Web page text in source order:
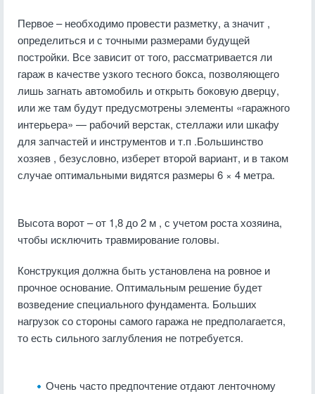
Первое – необходимо провести разметку, а значит ,
определиться и с точными размерами будущей
постройки. Все зависит от того, рассматривается ли
гараж в качестве узкого тесного бокса, позволяющего
лишь загнать автомобиль и открыть боковую дверцу,
или же там будут предусмотрены элементы «гаражного
интерьера» — рабочий верстак, стеллажи или шкафу
для запчастей и инструментов и т.п .Большинство
хозяев , безусловно, изберет второй вариант, и в таком
случае оптимальными видятся размеры 6 × 4 метра.
Высота ворот – от 1,8 до 2 м , с учетом роста хозяина,
чтобы исключить травмирование головы.
Конструкция должна быть установлена на ровное и
прочное основание. Оптимальным решение будет
возведение специального фундамента. Больших
нагрузок со стороны самого гаража не предполагается,
то есть сильного заглубления не потребуется.
Очень часто предпочтение отдают ленточному